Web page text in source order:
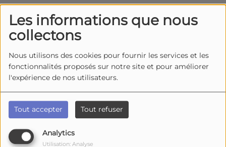
Les informations que nous
collectons
Nous utilisons des cookies pour fournir les services et les
fonctionnalités proposés sur notre site et pour améliorer
l'expérience de nos utilisateurs.
Tout accepter Tout refuser
Analytics
Utilisation: Analyse